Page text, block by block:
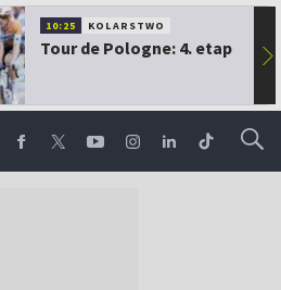
10:25 KOLARSTWO
Tour de Pologne: 4. etap ▶